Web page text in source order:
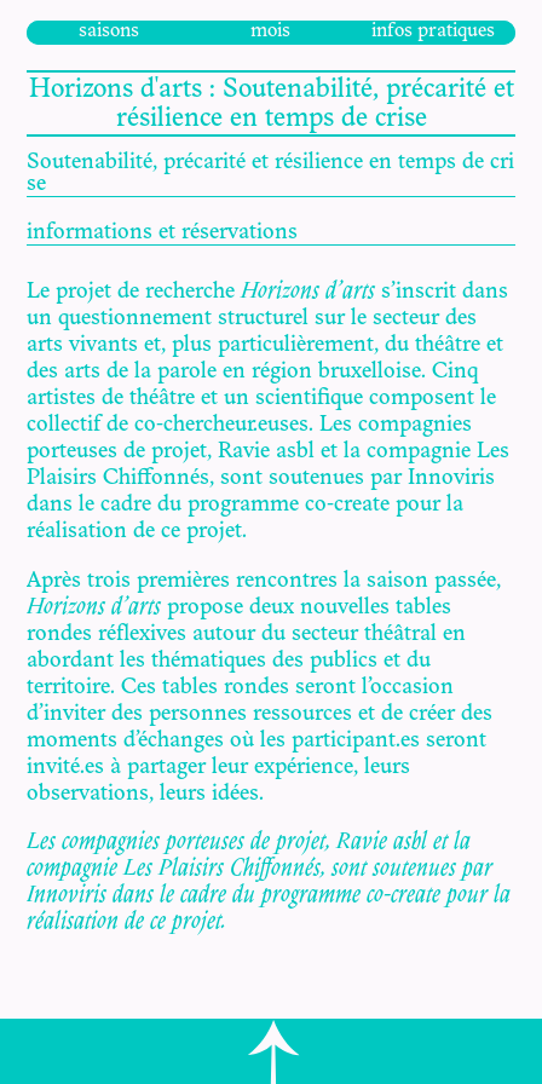
saisons mois infos pratiques
Horizons d'arts : Soutenabilité, précarité et
résilience en temps de crise
Soutenabilité, précarité et résilience en temps de cri
se
informations et réservations
Le projet de rechercheHorizons d’arts s’inscrit dans
un questionnement structurel sur le secteur des
arts vivants et, plus particulièrement, du théâtre et
des arts de la parole en région bruxelloise. Cinq
artistes de théâtre et un scientifique composent le
collectif de co-chercheur.euses. Les compagnies
porteuses de projet, Ravie asbl et la compagnie Les
Plaisirs Chiffonnés, sont soutenues par Innoviris
dans le cadre du programme co-create pour la
réalisation de ce projet.
Après trois premières rencontres la saison passée,
Horizons d’arts propose deux nouvelles tables
rondes réflexives autour du secteur théâtral en
abordant les thématiques des publics et du
territoire. Ces tables rondes seront l’occasion
d’inviter des personnes ressources et de créer des
moments d’échanges où les participant.es seront
invité.es à partager leur expérience, leurs
observations, leurs idées.
Les compagnies porteuses de projet, Ravie asbl et la
compagnie Les Plaisirs Chiffonnés, sont soutenues par
Innoviris dans le cadre du programme co-create pour la
réalisation de ce projet.